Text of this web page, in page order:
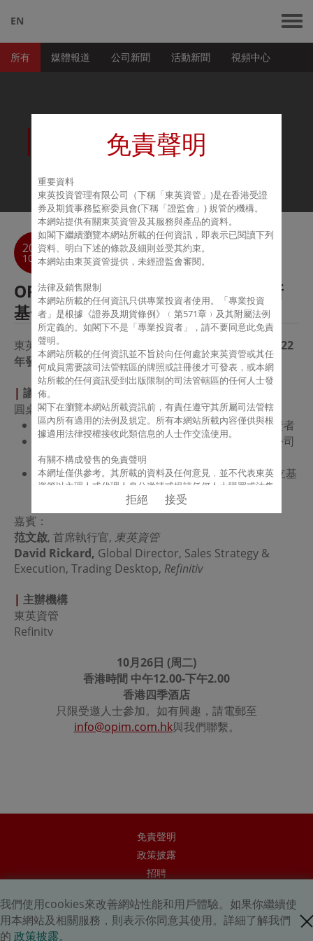
EN
所有 媒體報道 公司新聞 活動新聞 視頻中心
新聞資訊
2021
10-26
返回
OPIM x Refinitv 午餐會 - 打造成功新
基金的秘訣
東英資管及Refinitiv合作舉辦午餐會，就
2022
年發行進行面對面討論。
| 議程
圓桌討論 (英語)
數碼世界中募資：如何善用數碼營銷尋找投資者
從私募股權基金過渡到對沖基金：資產管理公司
從一級到二級
2022年對沖基金啟動CEO指南：如何降低設立基
金的費用成本及時間成本
嘉賓：
范文啟, 首席執行官, 東英資管
David Rickard, Global Director, Sales Strategy &
Execution, Trading Desktop, Refinitiv
| 主辦機構
東英資管
Refinitv
10月26日 (周二)
香港時間 中午12.00-下午2.00
香港四季酒店
只限受邀人士參加。如有興趣，請電郵至
info@opim.com.hk與我們聯繫。
免責聲明
政策披露
招聘
東英亞洲證券有限公司
我們使用cookies來改善網站性能和用戶體驗。如果你繼續使
用本網站及相關服務，則表示你同意其使用。詳細了解我們
的 政策披露。
close
免責聲明
重要資料
東英投資管理有限公司（下稱「東英資管」 )是在香港受證
券及期貨事務監察委員會(下稱「證監會」 ) 規管的機構。
本網站提供有關東英資管及其服務與產品的資料。
如閣下繼續瀏覽本網站所載的任何資訊，即表示已閱讀下列
資料、明白下述的條款及細則並受其約束。
本網站由東英資管提供，未經證監會審閱。
法律及銷售限制
本網站所載的任何資訊只供專業投資者使用。「專業投資
者」是根據《證券及期貨條例》﹙第571章﹚及其附屬法例
所定義的。如閣下不是「專業投資者」，請不要同意此免責
聲明。
本網站所載的任何資訊並不旨於向任何處於東英資管或其任
何成員需要該司法管轄區的牌照或註冊後才可發表，或本網
站所載的任何資訊受到出版限制的司法管轄區的任何人士發
佈。
閣下在瀏覽本網站所載資訊前，有責任遵守其所屬司法管轄
區內所有適用的法例及規定。所有本網站所載內容僅供與根
據適用法律授權接收此類信息的人士作交流使用。
有關不構成發售的免責聲明
本網址僅供參考。其所載的資料及任何意見﹐並不代表東英
資管以主理人或代理人身分邀請或提請任何人士購買或沽售
任何證券、期貨、期權或其他金融工具﹐或提供任何投資意
見或服務。
有關保證的免責聲明
本網址所載之資料﹐均來自東英資管認為可靠的來源﹐或以
此等來源為依據。但東英資管不能﹐亦不會就任何資料或資
料的準確性、有效性、可靠性、及時性或完整性作出任何保
證。東英資管明確地拒絕承認任何商業保護﹐或某特定目的
之適當性或承擔任何責任。本網址上的資料﹐僅按當時情況
而提供﹐其所包含或表達的一切資料或意見﹐如有任何變
更﹐恕不預先通知。
有關責任限制的免責聲明
若因本網址出現任何失效或中斷情況﹐或任何其他人士的行
為或疏忽﹐導致閣下不能連接或使用本網址或所載資料而蒙
受任何直接、間接、特殊、相應或連帶的損失﹐此等損失包
但不限於)由任何第三者的行為或疏忽所導致﹐東英資管
及其任何成員一概不會承擔任何責任﹐即使東英資管或其任
何成員事先獲悉有招致此等損失的可能。東英資管或其任何
等網址所提供的服務、資料或其他內容有任何延誤、缺失或
遺漏而引致的虧損或損失﹐不論是實際或是聲稱的虧損或損
失﹐亦不論是相應性或因受罰引致的虧損或損失﹐東英資管
概不承擔任何責任。東英資管對任何第三者傳送的任何電子
內容﹐包括但不限於任何電子內容的準確性、主旨、品質或
及時性﹐概不作出任何保證或聲明﹐亦不承擔任何責任。
有關版權的免責聲明
本網址所提供的任何資料﹐若沒有得到東英資管的預先書面
同意﹐均不可以透過任何方式或形式複製、傳送、傳播、出
拒絕 接受